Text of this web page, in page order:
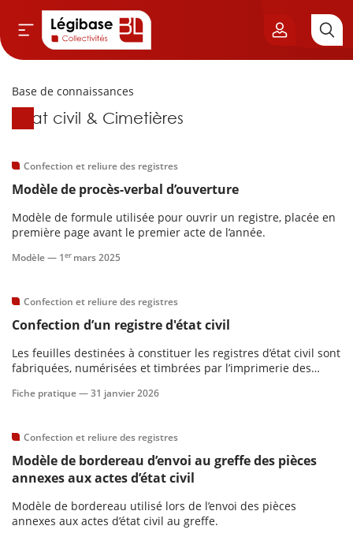
& Cimetières
& Élu local
Finances locales
publique
Base de connaissances
Base de connaissances
État civil & Cimetières
Confection et reliure des registres
Modèle de procès-verbal d’ouverture
Modèle de formule utilisée pour ouvrir un registre, placée en
première page avant le premier acte de l’année.
Modèle — 1er mars 2025
Confection et reliure des registres
Confection d’un registre d'état civil
Les feuilles destinées à constituer les registres d’état civil sont
fabriquées, numérisées et timbrées par l’imprimerie des
Fiche pratique —31 janvier 2026
Confection et reliure des registres
Modèle de bordereau d’envoi au greffe des pièces
annexes aux actes d’état civil
Modèle de bordereau utilisé lors de l’envoi des pièces
annexes aux actes d’état civil au greffe.